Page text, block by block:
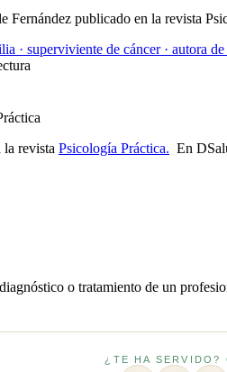
publicado en la revista
· superviviente de cáncer · autora
revista Psicología Práctica. En
o tratamiento de un
¿TE HA SERVIDO?